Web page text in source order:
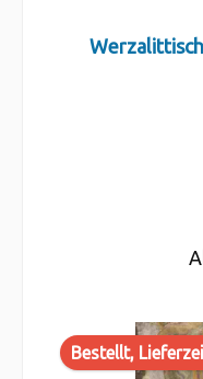
Bestellt,